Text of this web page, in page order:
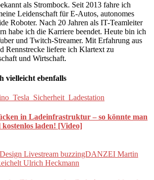
als Strombock. Seit 2013 fahre ich
Leidenschaft für E-Autos, autonomes
Roboter. Nach 20 Jahren als IT-Teamleiter
habe ich die Karriere beendet. Heute bin ich
und Twitch-Streamer. Mit Erfahrung aus
Rennstrecke liefere ich Klartext zu
und Wirtschaft.
vielleicht ebenfalls
in Ladeinfrastruktur – so könnte man
laden! [Video]